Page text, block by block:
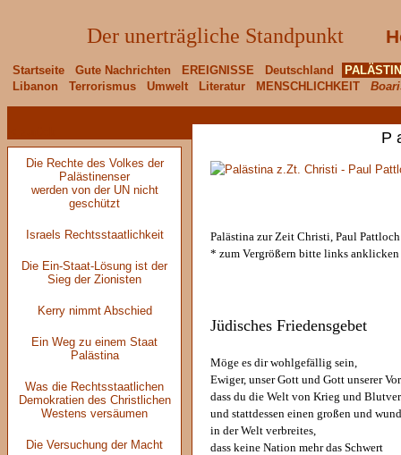
Der unerträgliche Standpunkt
Startseite Gute Nachrichten EREIGNISSE Deutschland
Libanon
Terrorismus Umwelt Literatur MENSCHLICHKEIT
Die Rechte des Volkes der
Palästinenser
werden von der UN nicht
geschützt
Israels Rechtsstaatlichkeit
Die Ein-Staat-Lösung ist der
Sieg der Zionisten
Kerry nimmt Abschied
Ein Weg zu einem Staat
Palästina
Was die Rechtsstaatlichen
Demokratien des Christlichen
Westens versäumen
Die Versuchung der Macht
P
Palästina zur Zeit Christi, Paul
* zum Vergrößern bitte links
Jüdisches Friedensgebet
Möge es dir wohlgefällig sein,
Ewiger, unser Gott und Gott unserer
dass du die Welt von Krieg und
und stattdessen einen großen und
in der Welt verbreites,
dass keine Nation mehr das Schwert